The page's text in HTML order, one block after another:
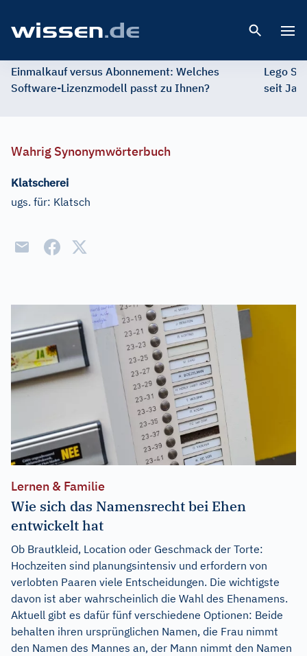
Einmalkauf versus Abonnement: Welches
Software-Lizenzmodell passt zu Ihnen?
Lego
seit
Wahrig Synonymwörterbuch
Klatscherei
ugs. für: Klatsch
Lernen & Familie
Wie sich das Namensrecht bei Ehen
entwickelt hat
Ob Brautkleid, Location oder Geschmack der Torte:
Hochzeiten sind planungsintensiv und erfordern von
verlobten Paaren viele Entscheidungen. Die wichtigste
davon ist aber wahrscheinlich die Wahl des Ehenamens.
Aktuell gibt es dafür fünf verschiedene Optionen: Beide
behalten ihren ursprünglichen Namen, die Frau nimmt
den Namen des Mannes an, der Mann nimmt den Namen